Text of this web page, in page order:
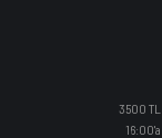
3500